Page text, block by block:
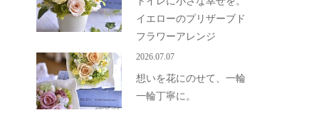
イエローのプリザーブド
フラワーアレンジ
2026.07.07
想いを花にのせて、一輪
一輪丁寧に。